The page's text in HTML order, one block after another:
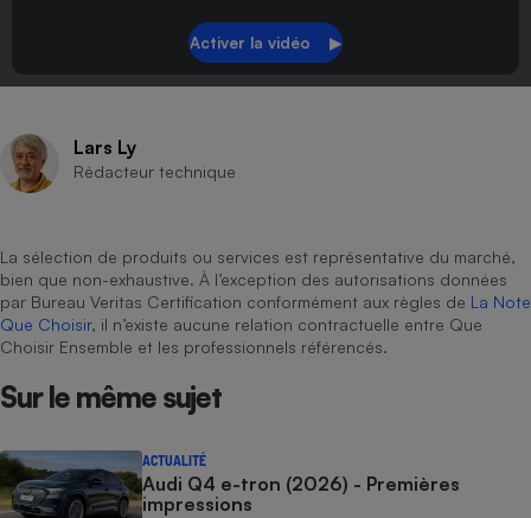
Lars Ly
Rédacteur technique
La sélection de produits ou services est représentative du marché,
bien que non-exhaustive. À l’exception des autorisations données
par Bureau Veritas Certification conformément aux règles de La Note
Que Choisir, il n’existe aucune relation contractuelle entre Que
Choisir Ensemble et les professionnels référencés.
Sur le même sujet
ACTUALITÉ
Audi Q4 e-tron (2026) - Premières
impressions